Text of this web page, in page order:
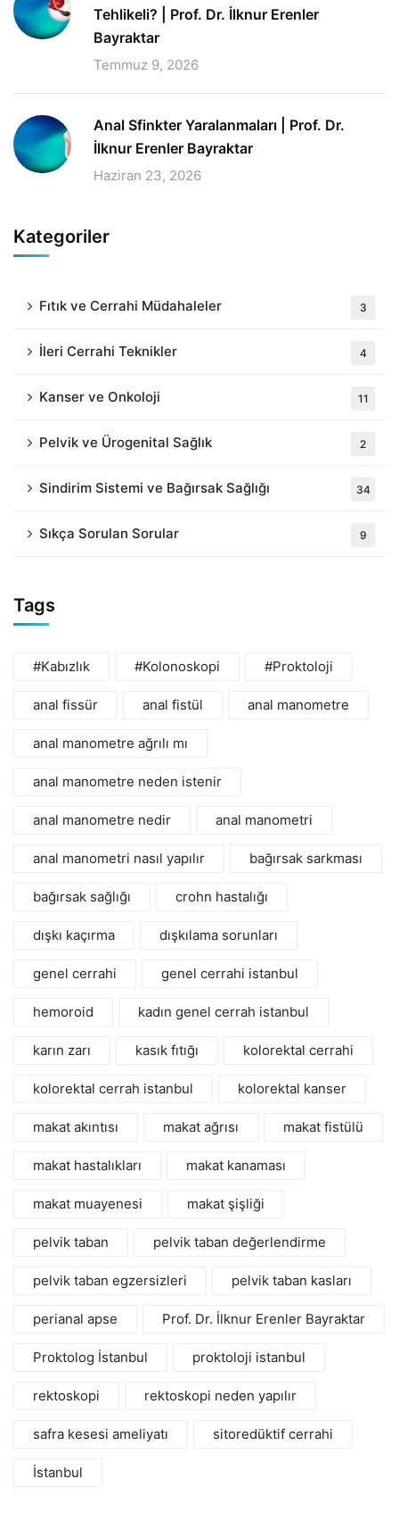
Tehlikeli? | Prof. Dr. İlknur Erenler
Bayraktar
Temmuz 9, 2026
Anal Sfinkter Yaralanmaları | Prof. Dr.
İlknur Erenler Bayraktar
Haziran 23, 2026
Kategoriler
Fıtık ve Cerrahi Müdahaleler 3
İleri Cerrahi Teknikler 4
Kanser ve Onkoloji 11
Pelvik ve Ürogenital Sağlık 2
Sindirim Sistemi ve Bağırsak Sağlığı 34
Sıkça Sorulan Sorular 9
Tags
#Kabızlık #Kolonoskopi #Proktoloji
anal fissür anal fistül anal manometre
anal manometre ağrılı mı
anal manometre neden istenir
anal manometre nedir anal manometri
anal manometri nasıl yapılır bağırsak sarkması
bağırsak sağlığı crohn hastalığı
dışkı kaçırma dışkılama sorunları
genel cerrahi genel cerrahi istanbul
hemoroid kadın genel cerrah istanbul
karın zarı kasık fıtığı kolorektal cerrahi
kolorektal cerrah istanbul kolorektal kanser
makat akıntısı makat ağrısı makat fistülü
makat hastalıkları makat kanaması
makat muayenesi makat şişliği
pelvik taban pelvik taban değerlendirme
pelvik taban egzersizleri pelvik taban kasları
perianal apse Prof. Dr. İlknur Erenler Bayraktar
Proktolog İstanbul proktoloji istanbul
rektoskopi rektoskopi neden yapılır
safra kesesi ameliyatı sitoredüktif cerrahi
İstanbul